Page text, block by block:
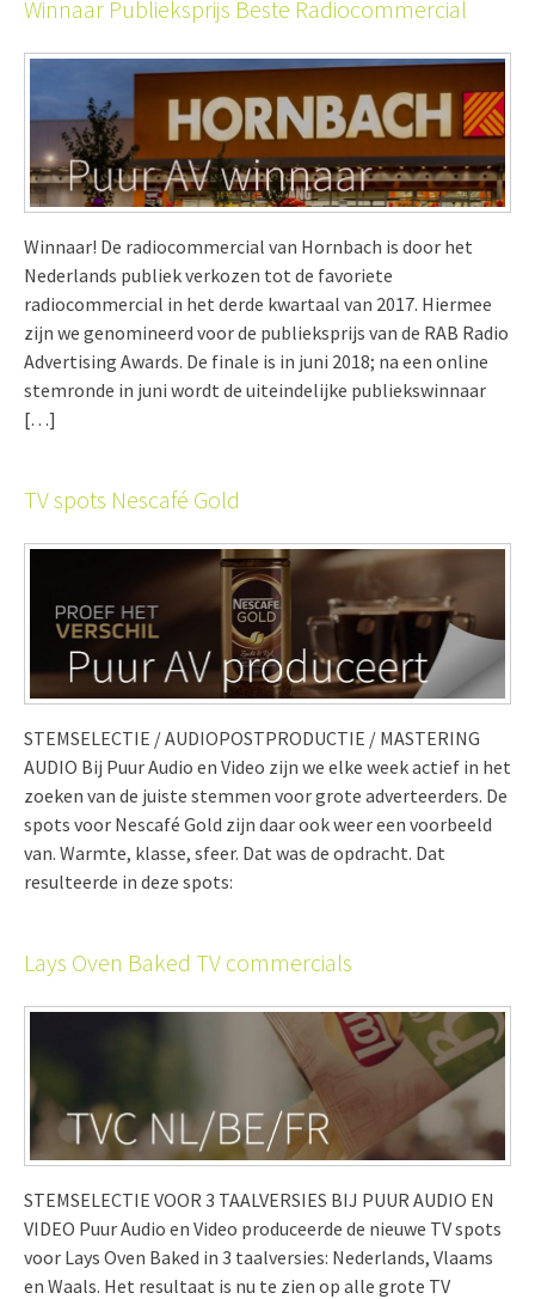
Winnaar Publieksprijs Beste Radiocommercial
Winnaar! De radiocommercial van Hornbach is door het
Nederlands publiek verkozen tot de favoriete
radiocommercial in het derde kwartaal van 2017. Hiermee
zijn we genomineerd voor de publieksprijs van de RAB Radio
Advertising Awards. De finale is in juni 2018; na een online
stemronde in juni wordt de uiteindelijke publiekswinnaar
[…]
TV spots Nescafé Gold
STEMSELECTIE / AUDIOPOSTPRODUCTIE / MASTERING
AUDIO Bij Puur Audio en Video zijn we elke week actief in het
zoeken van de juiste stemmen voor grote adverteerders. De
spots voor Nescafé Gold zijn daar ook weer een voorbeeld
van. Warmte, klasse, sfeer. Dat was de opdracht. Dat
resulteerde in deze spots:
Lays Oven Baked TV commercials
STEMSELECTIE VOOR 3 TAALVERSIES BIJ PUUR AUDIO EN
VIDEO Puur Audio en Video produceerde de nieuwe TV spots
voor Lays Oven Baked in 3 taalversies: Nederlands, Vlaams
en Waals. Het resultaat is nu te zien op alle grote TV